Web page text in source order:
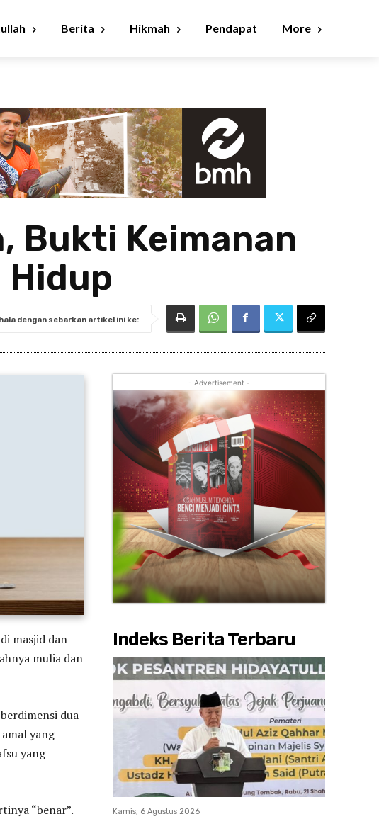
Berita Hikmah Pendapat More
Bukti Keimanan
Hidup
dengan sebarkan artikel ini ke:
masjid dan
mulia dan
dua
yang
yang
“benar”.
- Advertisement -
Indeks Berita Terbaru
Kamis, 6 Agustus 2026